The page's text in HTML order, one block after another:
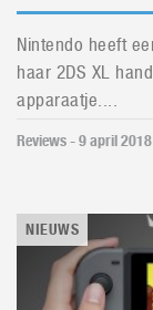
Nintendo heeft
haar 2DS XL
apparaatje....
Reviews - 9 april 2018
NIEUWS